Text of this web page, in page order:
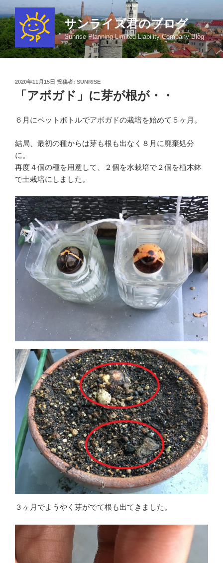
ン
テ
ン
ツ
サンライズ君のブログ
Sunrise Planning Limited Liability Company Blog
投
2020年11月15日 投稿者: SUNRISE
「アボガド」に芽が根が・・
６月にペットボトルでアボガドの栽培を始めて５ヶ月。
結局、最初の種からは芽も根も出なく８月に廃棄処分
に。
再度４個の種を用意して、２個を水栽培で２個を植木鉢
で土栽培にしました。
３ヶ月でようやく芽がでて根も出てきました。